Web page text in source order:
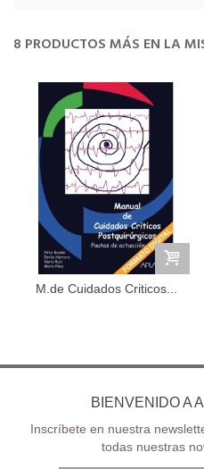
8 PRODUCTOS MÁS EN LA
M.de Cuidados Criticos...
BIENVENIDO A
Inscríbete en nuestra
todas nuestras